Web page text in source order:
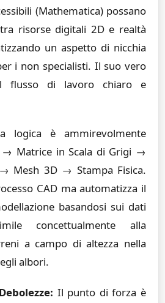
(Mathematica) possano
risorse digitali 2D e realtà
un aspetto di nicchia
i non specialisti. Il suo vero
flusso di lavoro chiaro e
logica è ammirevolmente
→ Matrice in Scala di Grigi →
Mesh 3D → Stampa Fisica.
CAD ma automatizza il
basandosi sui dati
concettualmente alla
a campo di altezza nella
albori.
Il punto di forza è